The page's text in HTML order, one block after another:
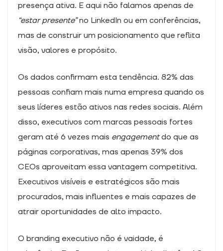
presença ativa. E aqui não falamos apenas de
“estar presente”no LinkedIn ou em conferências,
mas de construir um posicionamento que reflita
visão, valores e propósito.
Os dados confirmam esta tendência. 82% das
pessoas confiam mais numa empresa quando os
seus líderes estão ativos nas redes sociais. Além
disso, executivos com marcas pessoais fortes
geram até 6 vezes mais engagementdo que as
páginas corporativas, mas apenas 39% dos
CEOs aproveitam essa vantagem competitiva.
Executivos visíveis e estratégicos são mais
procurados, mais influentes e mais capazes de
atrair oportunidades de alto impacto.
O branding executivo não é vaidade, é
cookies,
algumas
funcionalidades
desaparecerão
do sítio Web.
Marketing
Ao partilhar os
seus interesses
e
comportamento
quando visita o
nosso site,
aumenta a
possibilidade
de ver
conteúdos e
personalizados.